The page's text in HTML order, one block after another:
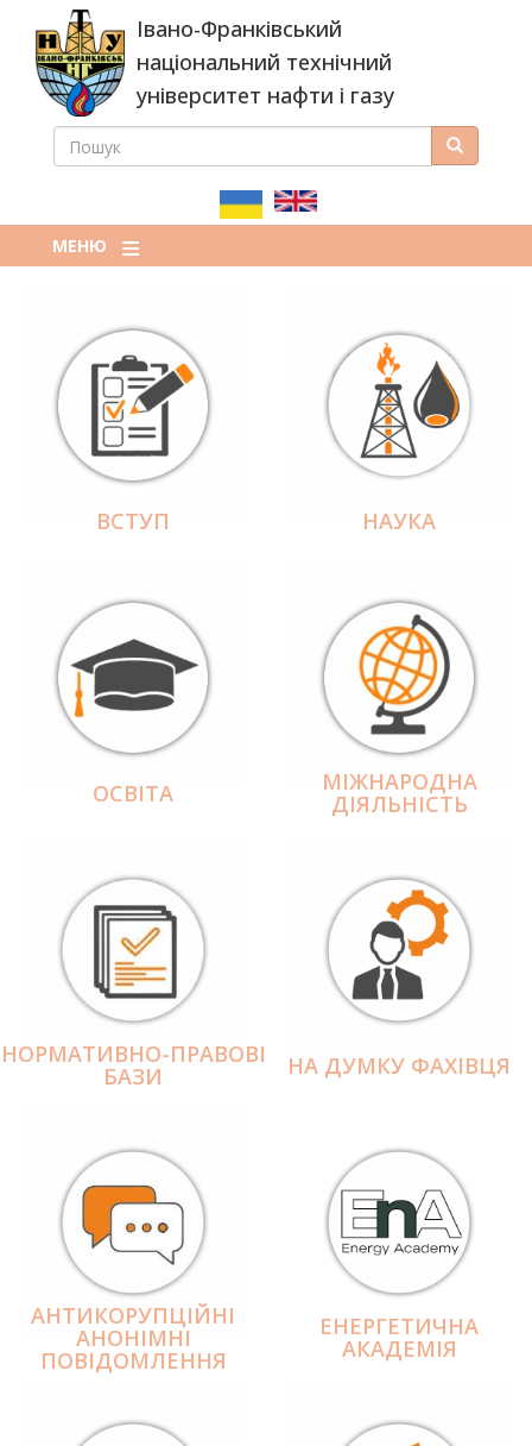
основного
вмісту
Івано-Франківський
національний технічний
університет нафти і газу
ПОШУКОВА
ПОШУК Пошук
МЕНЮ
ВСТУП НАУКА
ОСВІТА МІЖНАРОДНА
ДІЯЛЬНІCТЬ
НОРМАТИВНО-ПРАВОВІ
БАЗИ НА ДУМКУ ФАХІВЦЯ
АНТИКОРУПЦІЙНІ
АНОНІМНІ
ПОВІДОМЛЕННЯ
ЕНЕРГЕТИЧНА
АКАДЕМІЯ